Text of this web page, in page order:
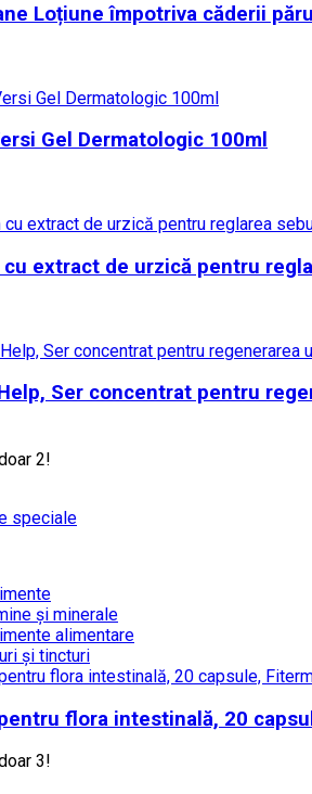
Loțiune împotriva căderii
Gel Dermatologic 100ml
cu extract de urzică pentru
Ser concentrat pentru
2!
speciale
și minerale
alimentare
și tincturi
flora intestinală, 20
3!